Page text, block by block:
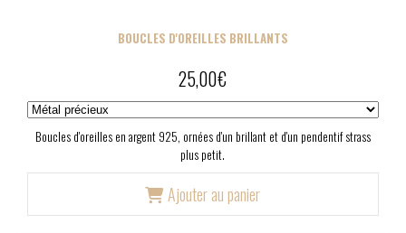
BOUCLES D'OREILLES BRILLANTS
25,00€
Boucles d'oreilles en argent 925, ornées d'un brillant et d'un pendentif strass
plus petit.
Ajouter au panier